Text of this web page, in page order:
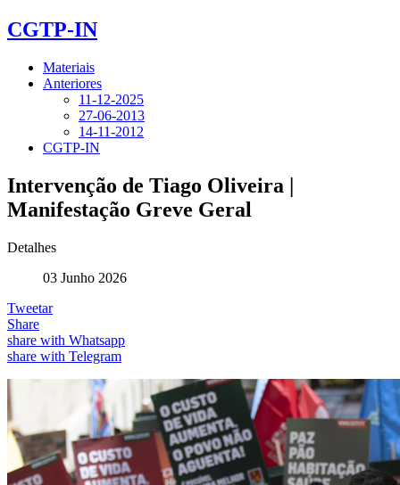
CGTP-IN
Materiais
Anteriores
11-12-2025
27-06-2013
14-11-2012
CGTP-IN
Intervenção de Tiago Oliveira |
Manifestação Greve Geral
Detalhes
03 Junho 2026
Tweetar
Share
share with Whatsapp
share with Telegram